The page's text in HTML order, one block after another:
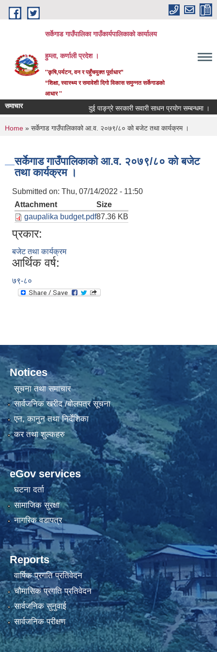
Skip to main content
सर्केगाड गाउँपालिका गाउँकार्यपालिकाको कार्यालय
हुम्ला, कर्णाली प्रदेश ।
''कृषि,पर्यटन, वन र पहुँचयुक्त पूर्वाधार”
“शिक्षा, स्वास्थ्य र समावेशी दिगो विकास समुन्नत सर्केगाडको
आधार ''
समाचार दुई पाङ्ग्रे सरकारी सवारी साधन प्रयोग सम्बन्धमा ।
You are here
Home » सर्केगाड गाउँपालिकाको आ.व. २०७९/८० को बजेट तथा कार्यक्रम ।
सर्केगाड गाउँपालिकाको आ.व. २०७९/८० को बजेट
तथा कार्यक्रम ।
Submitted on: Thu, 07/14/2022 - 11:50
Attachment
Size
gaupalika budget.pdf87.36 KB
प्रकार:
बजेट तथा कार्यक्रम
आर्थिक वर्ष:
७९-८०
Notices
सूचना तथा समाचार
सार्वजनिक खरीद /बोलपत्र सूचना
एन, कानुन तथा निर्देशिका
कर तथा शुल्कहरु
eGov services
घटना दर्ता
सामाजिक सुरक्षा
नागरिक वडापत्र
Reports
वार्षिक प्रगति प्रतिवेदन
चौमासिक प्रगति प्रतिवेदन
सार्वजनिक सुनुवाई
सार्वजनिक परीक्षण